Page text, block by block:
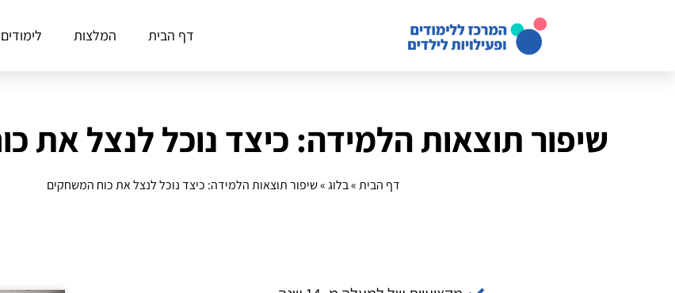
דף הבית המלצות לימודים
שיפור תוצאות הלמידה: כיצד נוכל לנצל את
דף הבית»בלוג»שיפור תוצאות הלמידה: כיצד נוכל לנצל את כוח המשחקים